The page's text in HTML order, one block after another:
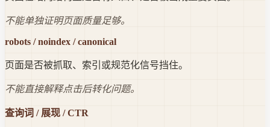
不能单独证明页面质量足够。
robots / noindex / canonical
页面是否被抓取、索引或规范化信号挡住。
不能直接解释点击后转化问题。
查询词 / 展现 / CTR